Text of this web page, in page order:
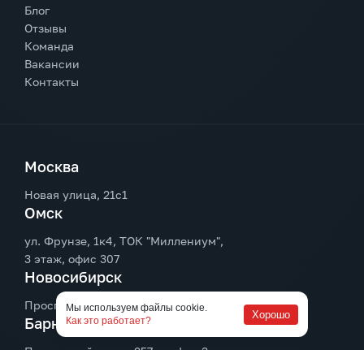
Блог
Отзывы
Команда
Вакансии
Контакты
Москва
Новая улица, 21с1
Омск
ул. Фрунзе, 1к4, ТОК "Миллениум",
3 этаж, офис 307
Новосибирск
Проспект Димитрова, 7, 5-й этаж, офис 520
Барнаул
Мы используем файлы cookie.
Как это работает?
Хорошо